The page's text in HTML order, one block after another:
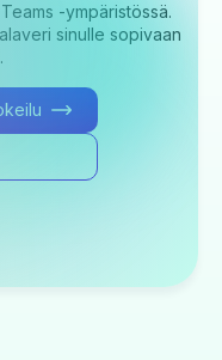
-ympäristössä.
sinulle sopivaan